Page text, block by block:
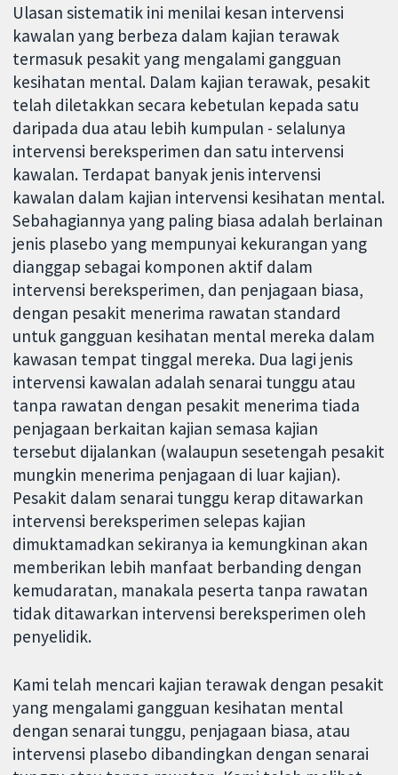
Ulasan sistematik ini menilai kesan intervensi
kawalan yang berbeza dalam kajian terawak
termasuk pesakit yang mengalami gangguan
kesihatan mental. Dalam kajian terawak, pesakit
telah diletakkan secara kebetulan kepada satu
daripada dua atau lebih kumpulan - selalunya
intervensi bereksperimen dan satu intervensi
kawalan. Terdapat banyak jenis intervensi
kawalan dalam kajian intervensi kesihatan mental.
Sebahagiannya yang paling biasa adalah berlainan
jenis plasebo yang mempunyai kekurangan yang
dianggap sebagai komponen aktif dalam
intervensi bereksperimen, dan penjagaan biasa,
dengan pesakit menerima rawatan standard
untuk gangguan kesihatan mental mereka dalam
kawasan tempat tinggal mereka. Dua lagi jenis
intervensi kawalan adalah senarai tunggu atau
tanpa rawatan dengan pesakit menerima tiada
penjagaan berkaitan kajian semasa kajian
tersebut dijalankan (walaupun sesetengah pesakit
mungkin menerima penjagaan di luar kajian).
Pesakit dalam senarai tunggu kerap ditawarkan
intervensi bereksperimen selepas kajian
dimuktamadkan sekiranya ia kemungkinan akan
memberikan lebih manfaat berbanding dengan
kemudaratan, manakala peserta tanpa rawatan
tidak ditawarkan intervensi bereksperimen oleh
penyelidik.
Kami telah mencari kajian terawak dengan pesakit
yang mengalami gangguan kesihatan mental
dengan senarai tunggu, penjagaan biasa, atau
intervensi plasebo dibandingkan dengan senarai